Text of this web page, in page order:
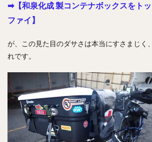
➡【和泉化成 製コンテナボックスをト
ファイ】
が、この見た目のダサさは本当にすさまじく
れです。